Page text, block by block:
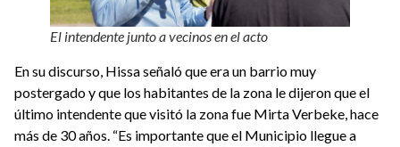
El intendente junto a vecinos en el acto
En su discurso, Hissa señaló que era un barrio muy
postergado y que los habitantes de la zona le dijeron que el
último intendente que visitó la zona fue Mirta Verbeke, hace
más de 30 años. “Es importante que el Municipio llegue a